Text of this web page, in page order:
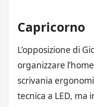
Capricorno
L’opposizione di
organizzare
scrivania
tecnica a LED, ma